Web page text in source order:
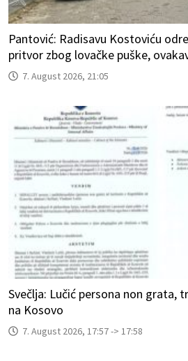
Pantović: Radisavu Kostoviću
pritvor zbog lovačke puške,
7. August 2026, 21:05
Svečlja: Lučić persona non grata,
na Kosovo
7. August 2026, 17:57 -> 17:58